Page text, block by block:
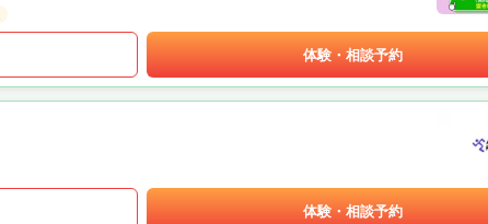
体験・相談予約
体験・相談予約